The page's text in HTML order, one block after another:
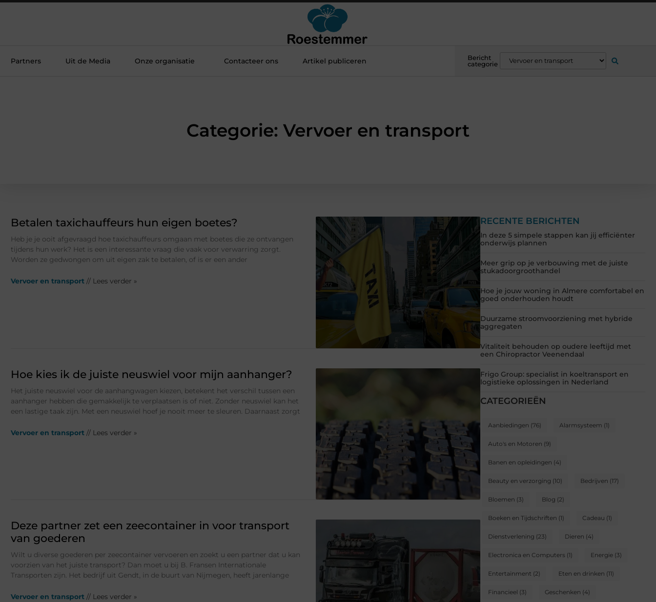
Partners Uit de Media Onze organisatie Contacteer ons Artikel publiceren
Bericht
categorie
Categorie: Vervoer en transport
RECENTE BERICHTEN
In deze 5 simpele stappen kan jij efficiënter
onderwijs plannen
Meer grip op je verbouwing met de juiste
stukadoorgroothandel
Hoe je jouw woning in Almere comfortabel en
goed onderhouden houdt
Duurzame stroomvoorziening met hybride
aggregaten
Vitaliteit behouden op oudere leeftijd met
een Chiropractor Veenendaal
Frigo Group: specialist in koeltransport en
logistieke oplossingen in Nederland
CATEGORIEËN
Aanbiedingen (76) Alarmsysteem (1)
Auto's en Motoren (9)
Banen en opleidingen (4)
Beauty en verzorging (10) Bedrijven (17)
Bloemen (3) Blog (2)
Boeken en Tijdschriften (1) Cadeau (1)
Dienstverlening (23) Dieren (4)
Electronica en Computers (1) Energie (3)
Entertainment (2) Eten en drinken (11)
Financieel (3) Geschenken (4)
Betalen taxichauffeurs hun eigen boetes?
Heb je je ooit afgevraagd hoe taxichauffeurs omgaan met boetes die ze ontvangen
tijdens hun werk? Het is een interessante vraag die vaak voor verwarring zorgt.
Worden ze gedwongen om uit eigen zak te betalen, of is er een ander
Vervoer en transport // Lees verder »
Hoe kies ik de juiste neuswiel voor mijn aanhanger?
Het juiste neuswiel voor de aanhangwagen kiezen, betekent het verschil tussen een
aanhanger hebben die gemakkelijk te verplaatsen is of niet. Zonder neuswiel kan het
een lastige taak zijn. Met een neuswiel hoef je nooit meer te sleuren. Daarnaast zorgt
Vervoer en transport // Lees verder »
Deze partner zet een zeecontainer in voor transport
van goederen
Wilt u diverse goederen per zeecontainer vervoeren en zoekt u een partner dat u kan
voorzien van het juiste transport? Dan moet u bij B. Fransen Internationale
Transporten zijn. Het bedrijf uit Gendt, in de buurt van Nijmegen, heeft jarenlange
Vervoer en transport // Lees verder »